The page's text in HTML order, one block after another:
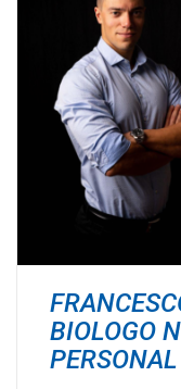
BIOLOGO